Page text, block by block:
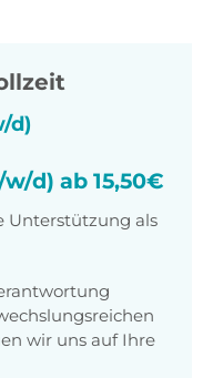
d)
d) ab 15,50€
Unterstützung als
wir uns auf Ihre